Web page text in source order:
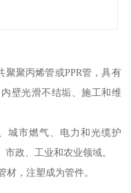
聚聚丙烯管或PPR管，具有
壁光滑不结垢、施工和维
城市燃气、电力和光缆护
政、工业和农业领域。
材，注塑成为管件。